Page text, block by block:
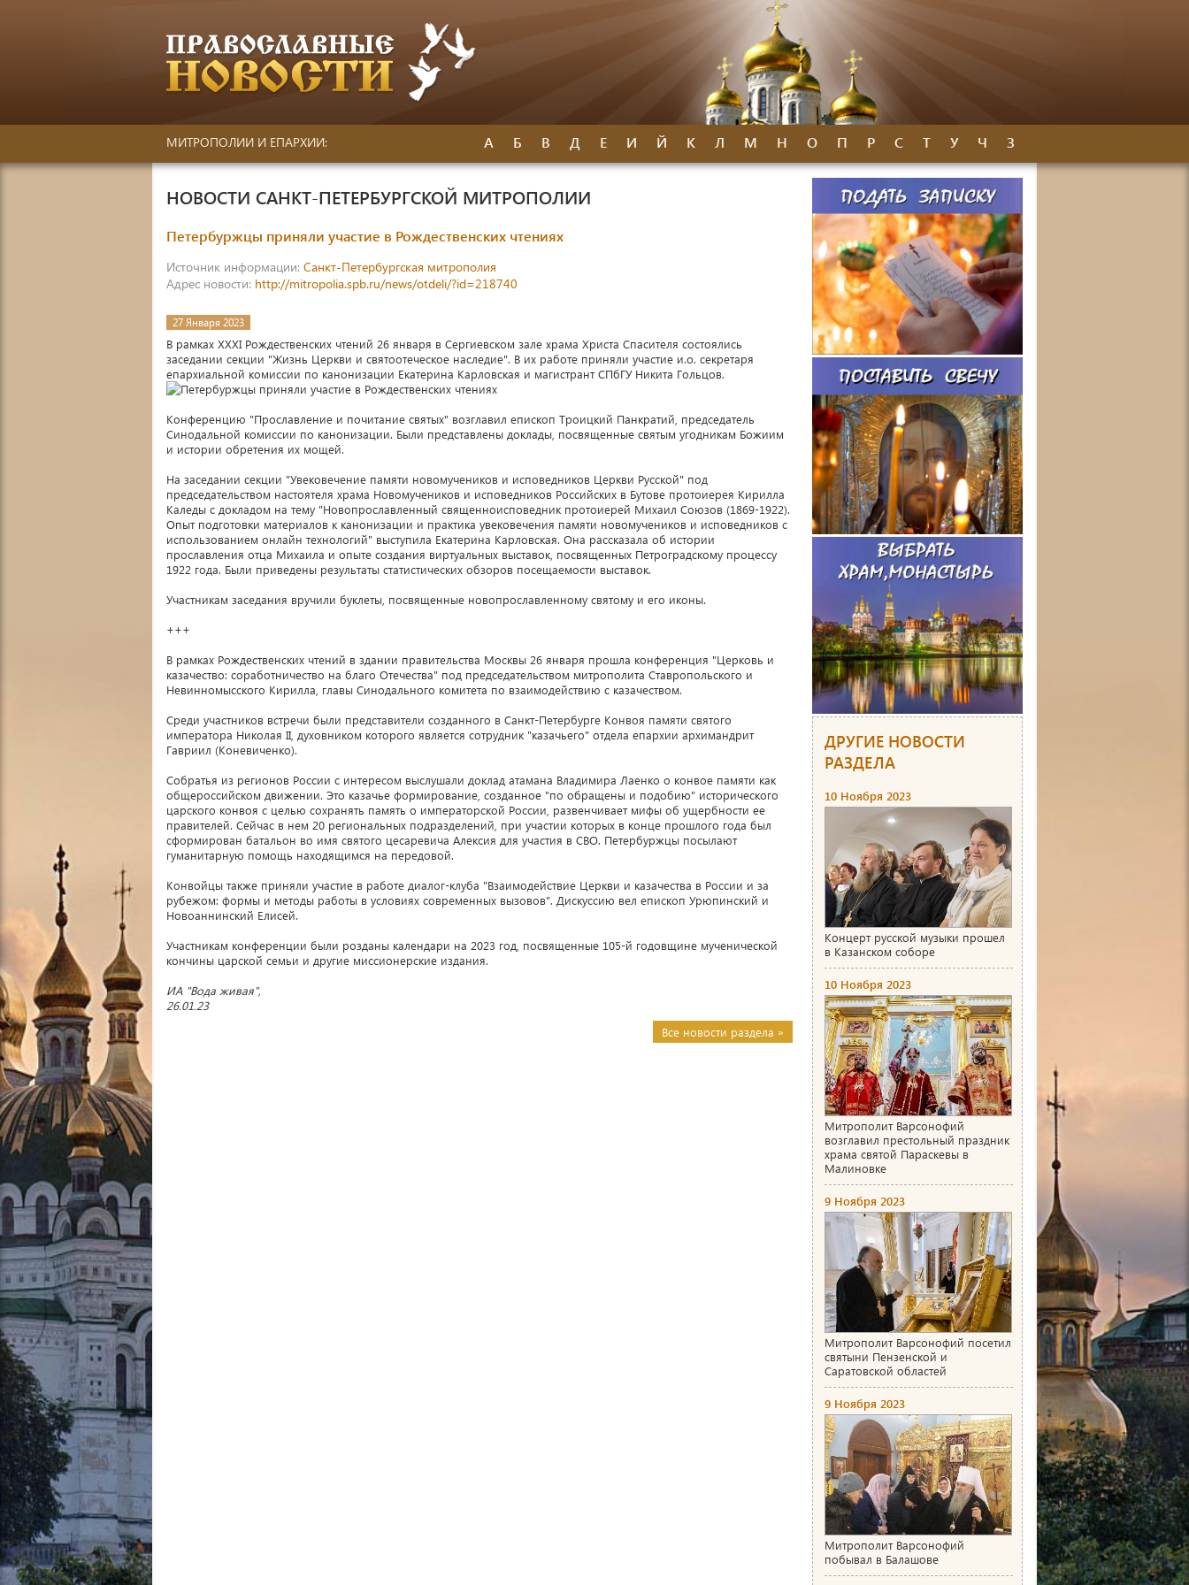
МИТРОПОЛИИ И ЕПАРХИИ: А Б В Д Е И Й К Л М Н О П Р С Т У Ч З
НОВОСТИ САНКТ-ПЕТЕРБУРГСКОЙ МИТРОПОЛИИ
Петербуржцы приняли участие в Рождественских чтениях
Источник информации: Санкт-Петербургская митрополия
Адрес новости: http://mitropolia.spb.ru/news/otdeli/?id=218740
27 Января 2023
В рамках XXXI Рождественских чтений 26 января в Сергиевском зале храма Христа Спасителя состоялись
заседании секции "Жизнь Церкви и святоотеческое наследие". В их работе приняли участие и.о. секретаря
епархиальной комиссии по канонизации Екатерина Карловская и магистрант СПбГУ Никита Гольцов.
Конференцию "Прославление и почитание святых" возглавил епископ Троицкий Панкратий, председатель
Синодальной комиссии по канонизации. Были представлены доклады, посвященные святым угодникам Божиим
и истории обретения их мощей.
На заседании секции "Увековечение памяти новомучеников и исповедников Церкви Русской" под
председательством настоятеля храма Новомучеников и исповедников Российских в Бутове протоиерея Кирилла
Каледы с докладом на тему "Новопрославленный священноисповедник протоиерей Михаил Союзов (1869-1922).
Опыт подготовки материалов к канонизации и практика увековечения памяти новомучеников и исповедников с
использованием онлайн технологий" выступила Екатерина Карловская. Она рассказала об истории
прославления отца Михаила и опыте создания виртуальных выставок, посвященных Петроградскому процессу
1922 года. Были приведены результаты статистических обзоров посещаемости выставок.
Участникам заседания вручили буклеты, посвященные новопрославленному святому и его иконы.
+++
В рамках Рождественских чтений в здании правительства Москвы 26 января прошла конференция "Церковь и
казачество: соработничество на благо Отечества" под председательством митрополита Ставропольского и
Невинномысского Кирилла, главы Синодального комитета по взаимодействию с казачеством.
Среди участников встречи были представители созданного в Санкт-Петербурге Конвоя памяти святого
императора Николая II, духовником которого является сотрудник "казачьего" отдела епархии архимандрит
Гавриил (Коневиченко).
Собратья из регионов России с интересом выслушали доклад атамана Владимира Лаенко о конвое памяти как
общероссийском движении. Это казачье формирование, созданное "по обращены и подобию" исторического
царского конвоя с целью сохранять память о императорской России, развенчивает мифы об ущербности ее
правителей. Сейчас в нем 20 региональных подразделений, при участии которых в конце прошлого года был
сформирован батальон во имя святого цесаревича Алексия для участия в СВО. Петербуржцы посылают
гуманитарную помощь находящимся на передовой.
Конвойцы также приняли участие в работе диалог-клуба "Взаимодействие Церкви и казачества в России и за
рубежом: формы и методы работы в условиях современных вызовов". Дискуссию вел епископ Урюпинский и
Новоаннинский Елисей.
Участникам конференции были розданы календари на 2023 год, посвященные 105-й годовщине мученической
кончины царской семьи и другие миссионерские издания.
ИА "Вода живая",
26.01.23
Все новости раздела »
ДРУГИЕ НОВОСТИ
РАЗДЕЛА
10 Ноября 2023
Концерт русской музыки прошел
в Казанском соборе
10 Ноября 2023
Митрополит Варсонофий
возглавил престольный праздник
храма святой Параскевы в
Малиновке
9 Ноября 2023
Митрополит Варсонофий посетил
святыни Пензенской и
Саратовской областей
9 Ноября 2023
Митрополит Варсонофий
побывал в Балашове